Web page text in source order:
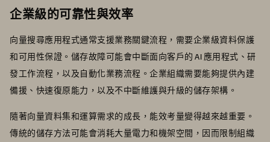
企業級的可靠性與效率
向量搜尋應用程式通常支援業務關鍵流程，需要企業級資料保護
和可用性保證。儲存故障可能會中斷面向客戶的 AI 應用程式、研
發工作流程，以及自動化業務流程。企業組織需要能夠提供內建
備援、快速復原能力，以及不中斷維護與升級的儲存架構。
隨著向量資料集和運算需求的成長，能效考量變得越來越重要。
傳統的儲存方法可能會消耗大量電力和機架空間，因而限制組織